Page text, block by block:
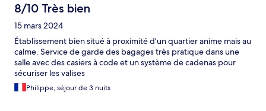
8/10 Très bien
15 mars 2024
Établissement bien situé à proximité d’un quartier anime mais au
calme. Service de garde des bagages très pratique dans une
salle avec des casiers à code et un système de cadenas pour
sécuriser les valises
Philippe, séjour de 3 nuits